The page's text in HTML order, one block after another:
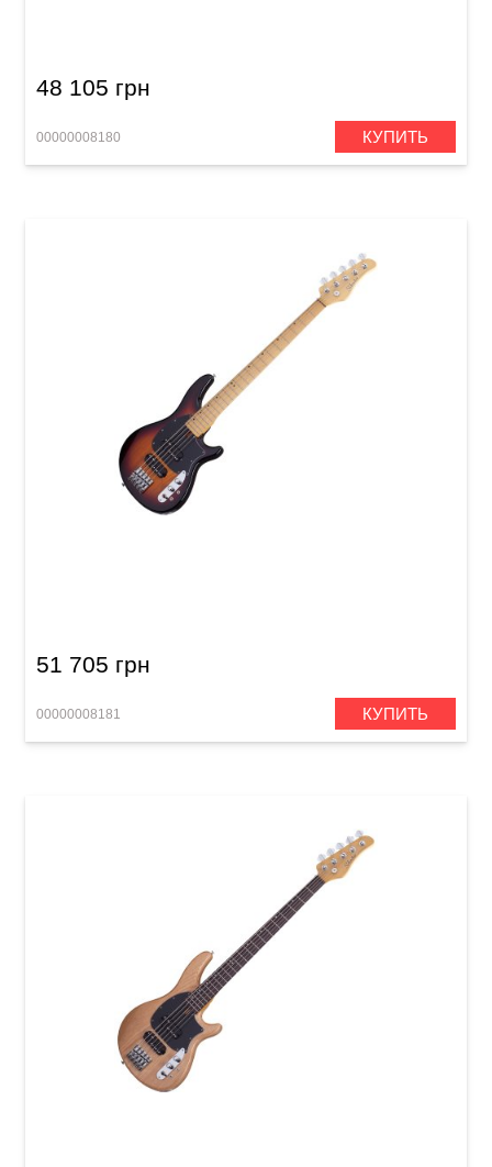
48 105 грн
00000008180 КУПИТЬ
51 705 грн
00000008181 КУПИТЬ